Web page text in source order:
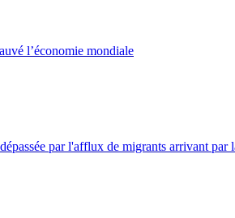
l’économie mondiale
par l'afflux de migrants arrivant par